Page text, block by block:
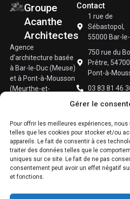
Gérer le
Pour offrir les meilleures expériences,
telles que les cookies pour stocker et/ou
appareils. Le fait de consentir à ces
traiter des données telles que le
uniques sur ce site. Le fait de ne pas
consentement peut avoir un effet négatif
et fonctions.
Groupe
Acanthe
Architectes
Agence
d’architecture basée
à Bar-le-Duc (Meuse)
et à Pont-à-Mousson
(Meurthe-et-
de logements
collectifs,
équipements publics
et rénovations
durables.
Contact
1 rue de
Sébastopol,
55000 Bar-
750 rue du
Prêtre, 54700
Pont-à-
03 83 81 46